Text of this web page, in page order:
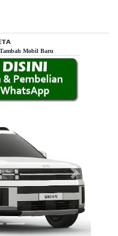
Mobil Baru
Next